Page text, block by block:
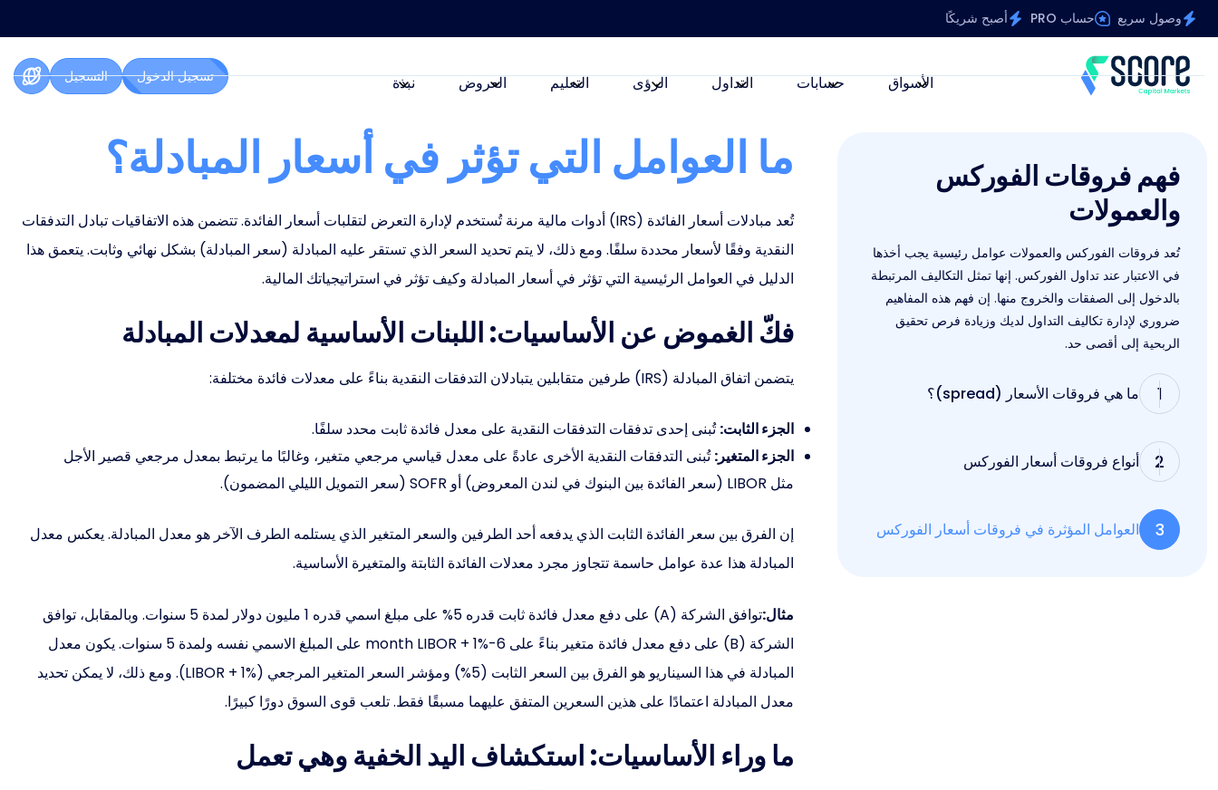
وصول سريع حساب PRO أصبح شريكًا
الأسواق حسابات التداول الرؤى التعليم العروض نبذة تسجيل الدخول التسجيل
ما العوامل التي تؤثر في أسعار المبادلة؟
تُعد مبادلات أسعار الفائدة (IRS) أدوات مالية مرنة تُستخدم لإدارة التعرض لتقلبات أسعار الفائدة. تتضمن هذه الاتفاقيات تبادل التدفقات
النقدية وفقًا لأسعار محددة سلفًا. ومع ذلك، لا يتم تحديد السعر الذي تستقر عليه المبادلة (سعر المبادلة) بشكل نهائي وثابت. يتعمق هذا
الدليل في العوامل الرئيسية التي تؤثر في أسعار المبادلة وكيف تؤثر في استراتيجياتك المالية.
فكّ الغموض عن الأساسيات: اللبنات الأساسية لمعدلات المبادلة
يتضمن اتفاق المبادلة (IRS) طرفين متقابلين يتبادلان التدفقات النقدية بناءً على معدلات فائدة مختلفة:
الجزء الثابت:تُبنى إحدى تدفقات التدفقات النقدية على معدل فائدة ثابت محدد سلفًا.
الجزء المتغير:تُبنى التدفقات النقدية الأخرى عادةً على معدل قياسي مرجعي متغير، وغالبًا ما يرتبط بمعدل مرجعي قصير الأجل
مثل LIBOR (سعر الفائدة بين البنوك في لندن المعروض) أو SOFR (سعر التمويل الليلي المضمون).
إن الفرق بين سعر الفائدة الثابت الذي يدفعه أحد الطرفين والسعر المتغير الذي يستلمه الطرف الآخر هو معدل المبادلة. يعكس معدل
المبادلة هذا عدة عوامل حاسمة تتجاوز مجرد معدلات الفائدة الثابتة والمتغيرة الأساسية.
مثال:
توافق الشركة (A) على دفع معدل فائدة ثابت قدره 5% على مبلغ اسمي قدره 1 مليون دولار لمدة 5 سنوات. وبالمقابل، توافق
الشركة (B) على دفع معدل فائدة متغير بناءً على 6-month LIBOR + 1% على المبلغ الاسمي نفسه ولمدة 5 سنوات. يكون معدل
المبادلة في هذا السيناريو هو الفرق بين السعر الثابت (5%) ومؤشر السعر المتغير المرجعي (LIBOR + 1%). ومع ذلك، لا يمكن تحديد
معدل المبادلة اعتمادًا على هذين السعرين المتفق عليهما مسبقًا فقط. تلعب قوى السوق دورًا كبيرًا.
ما وراء الأساسيات: استكشاف اليد الخفية وهي تعمل
فهم فروقات الفوركس
والعمولات
تُعد فروقات الفوركس والعمولات عوامل رئيسية يجب أخذها
في الاعتبار عند تداول الفوركس. إنها تمثل التكاليف المرتبطة
بالدخول إلى الصفقات والخروج منها. إن فهم هذه المفاهيم
ضروري لإدارة تكاليف التداول لديك وزيادة فرص تحقيق
الربحية إلى أقصى حد.
1 ما هي فروقات الأسعار (spread)؟
2 أنواع فروقات أسعار الفوركس
3 العوامل المؤثرة في فروقات أسعار الفوركس